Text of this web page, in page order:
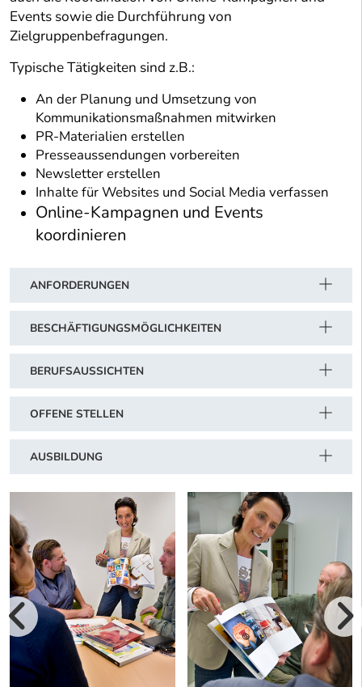
Events sowie die Durchführung von
Zielgruppenbefragungen.
Typische Tätigkeiten sind z.B.:
An der Planung und Umsetzung von
Kommunikationsmaßnahmen mitwirken
PR-Materialien erstellen
Presseaussendungen vorbereiten
Newsletter erstellen
Inhalte für Websites und Social Media verfassen
Online-Kampagnen und Events
koordinieren
ANFORDERUNGEN
BESCHÄFTIGUNGSMÖGLICHKEITEN
BERUFSAUSSICHTEN
OFFENE STELLEN
AUSBILDUNG